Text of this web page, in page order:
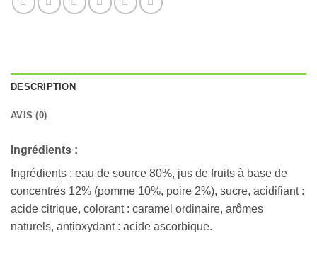
DESCRIPTION
AVIS (0)
Ingrédients :
Ingrédients : eau de source 80%, jus de fruits à base de
concentrés 12% (pomme 10%, poire 2%), sucre, acidifiant :
acide citrique, colorant : caramel ordinaire, arômes
naturels, antioxydant : acide ascorbique.